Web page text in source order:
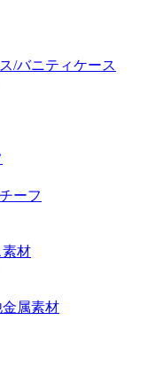
/バニティケース
ーフ
材
属素材